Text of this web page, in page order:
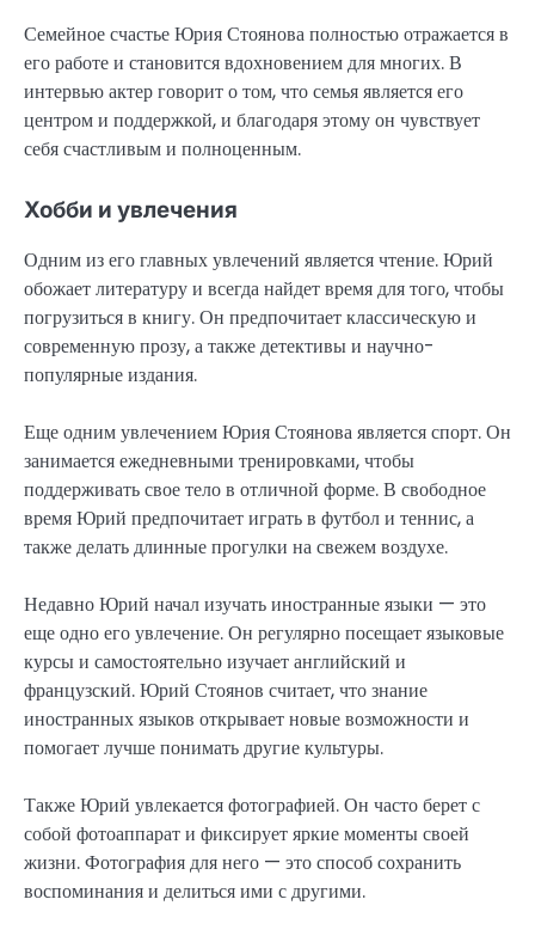
Семейное счастье Юрия Стоянова полностью отражается в
его работе и становится вдохновением для многих. В
интервью актер говорит о том, что семья является его
центром и поддержкой, и благодаря этому он чувствует
себя счастливым и полноценным.
Хобби и увлечения
Одним из его главных увлечений является чтение. Юрий
обожает литературу и всегда найдет время для того, чтобы
погрузиться в книгу. Он предпочитает классическую и
современную прозу, а также детективы и научно-
популярные издания.
Еще одним увлечением Юрия Стоянова является спорт. Он
занимается ежедневными тренировками, чтобы
поддерживать свое тело в отличной форме. В свободное
время Юрий предпочитает играть в футбол и теннис, а
также делать длинные прогулки на свежем воздухе.
Недавно Юрий начал изучать иностранные языки — это
еще одно его увлечение. Он регулярно посещает языковые
курсы и самостоятельно изучает английский и
французский. Юрий Стоянов считает, что знание
иностранных языков открывает новые возможности и
помогает лучше понимать другие культуры.
Также Юрий увлекается фотографией. Он часто берет с
собой фотоаппарат и фиксирует яркие моменты своей
жизни. Фотография для него — это способ сохранить
воспоминания и делиться ими с другими.